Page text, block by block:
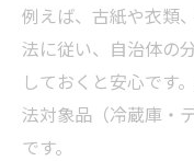
例えば、古紙や衣類
法に従い、自治体の
しておくと安心です
法対象品（冷蔵庫・
です。